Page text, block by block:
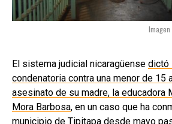
El sistema judicial nicaragüense dictó
condenatoria contra una menor de 15
asesinato de su madre, la educadora
Mora Barbosa, en un caso que ha
municipio de Tipitapa desde mayo